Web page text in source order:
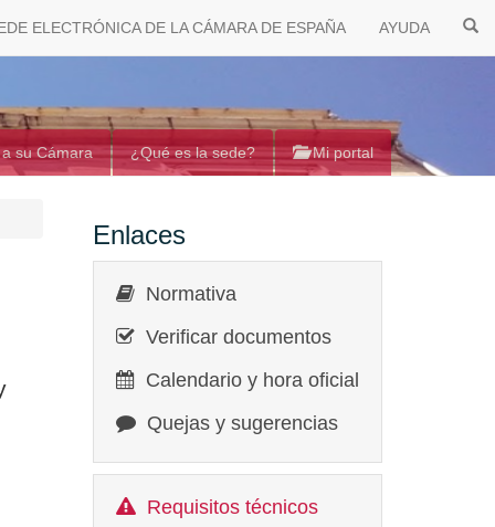
ELECTRÓNICA DE LA CÁMARA DE ESPAÑA AYUDA
su Cámara ¿Qué es la sede? Mi portal
Enlaces
Normativa
Verificar documentos
Calendario y hora oficial
Quejas y sugerencias
Requisitos técnicos